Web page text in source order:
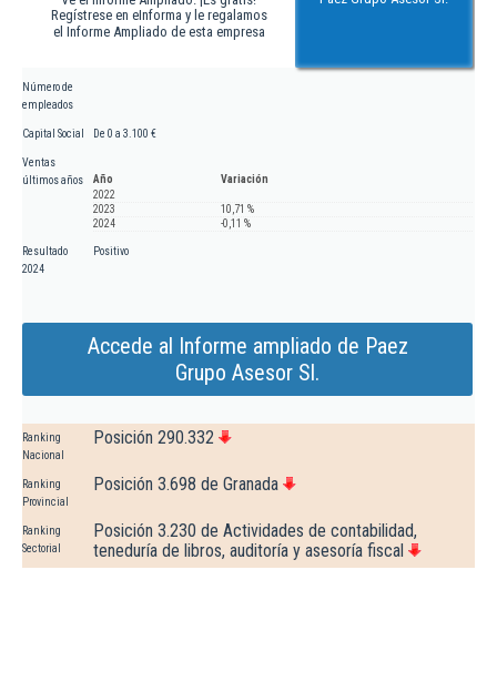
Regístrese en eInforma y le regalamos
el Informe Ampliado de esta empresa
Número de
empleados
Capital Social De 0 a 3.100 €
Ventas
últimos años
Año
Variación
2022
2023
10,71 %
2024
-0,11 %
Resultado
2024
Positivo
Accede al Informe ampliado de Paez
Grupo Asesor Sl.
Ranking
Nacional
Posición 290.332
Ranking
Provincial
Posición 3.698 de Granada
Ranking
Sectorial
Posición 3.230 de Actividades de contabilidad,
teneduría de libros, auditoría y asesoría fiscal